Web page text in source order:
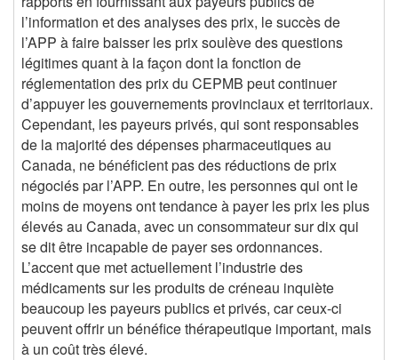
l’information et des analyses des prix, le succès de
l’APP à faire baisser les prix soulève des questions
légitimes quant à la façon dont la fonction de
réglementation des prix du CEPMB peut continuer
d’appuyer les gouvernements provinciaux et territoriaux.
Cependant, les payeurs privés, qui sont responsables
de la majorité des dépenses pharmaceutiques au
Canada, ne bénéficient pas des réductions de prix
négociés par l’APP. En outre, les personnes qui ont le
moins de moyens ont tendance à payer les prix les plus
élevés au Canada, avec un consommateur sur dix qui
se dit être incapable de payer ses ordonnances.
L’accent que met actuellement l’industrie des
médicaments sur les produits de créneau inquiète
beaucoup les payeurs publics et privés, car ceux-ci
peuvent offrir un bénéfice thérapeutique important, mais
à un coût très élevé.